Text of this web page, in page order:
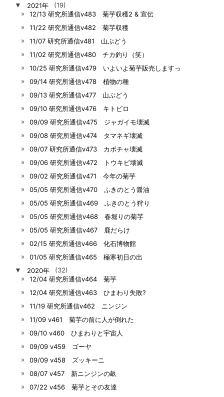
▼ 2021年
(19)
12/13 研究所通信v483 菊芋収穫2 & 宣伝
11/22 研究所通信v482 菊芋収穫
11/07 研究所通信v481 山ぶどう
11/02 研究所通信v480 チカ釣り（笑）
10/25 研究所通信v479 いよいよ菊芋販売しますっ
09/14 研究所通信v478 植物の種
09/13 研究所通信v477 山ぶどう
09/10 研究所通信v476 キトピロ
09/09 研究所通信v475 ジャガイモ壊滅
09/08 研究所通信v474 タマネギ壊滅
09/07 研究所通信v473 カボチャ壊滅
09/06 研究所通信v472 トウキビ壊滅
09/02 研究所通信v471 今年の菊芋
05/05 研究所通信v470 ふきのとう醤油
05/05 研究所通信v469 ふきのとう狩り
05/05 研究所通信v468 春堀りの菊芋
05/05 研究所通信v467 鹿だらけ
02/15 研究所通信v466 化石博物館
01/05 研究所通信v465 極寒初日の出
▼
2020年
(32)
12/04 研究所通信v464 菊芋
12/04 研究所通信v463 ひまわり失敗?
11/19 研究所通信v462 ニンジン
11/09 v461 菊芋の前に人が倒れた
09/10 v460 ひまわりと宇宙人
09/09 v459 ゴーヤ
09/09 v458 ズッキーニ
08/07 v457 新ニンジンの畝
07/22 v456 菊芋とその友達